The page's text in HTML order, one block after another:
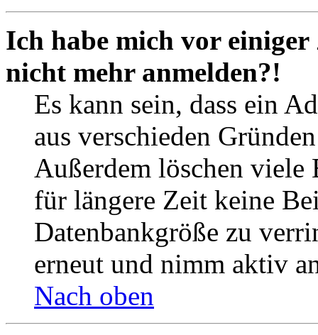
Ich habe mich vor
nicht mehr anmelden?!
Es kann sein, dass ein
aus verschieden
Außerdem löschen viele
für längere Zeit keine
Datenbankgröße zu
erneut und nimm aktiv
Nach oben